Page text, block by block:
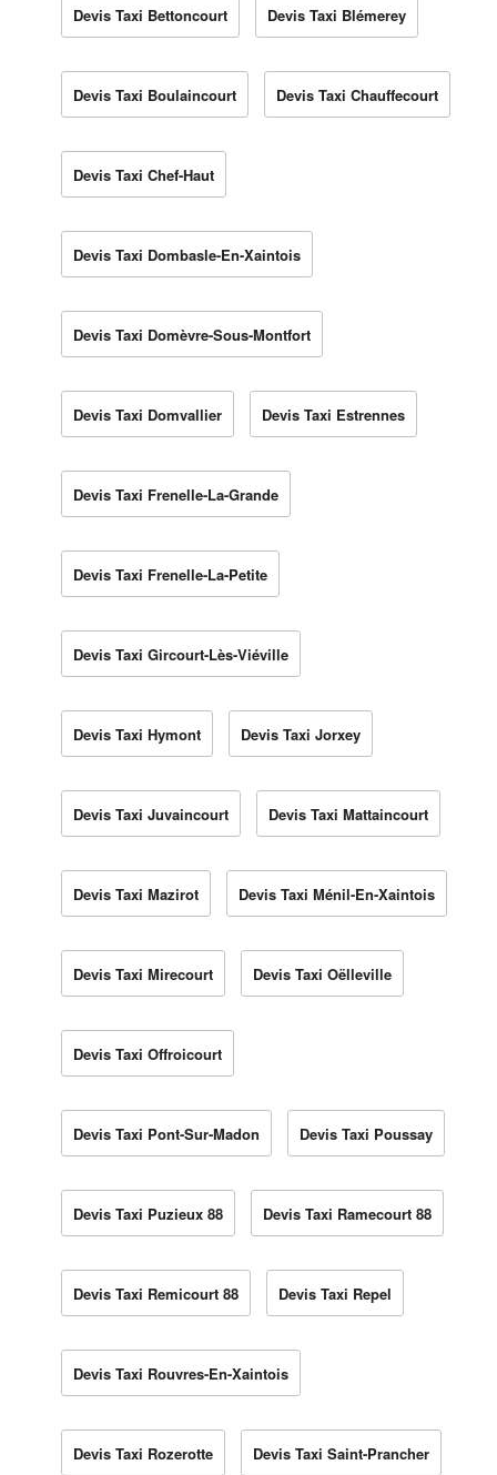
Devis Taxi Bettoncourt Devis Taxi Blémerey
Devis Taxi Boulaincourt Devis Taxi Chauffecourt
Devis Taxi Chef-Haut
Devis Taxi Dombasle-En-Xaintois
Devis Taxi Domèvre-Sous-Montfort
Devis Taxi Domvallier Devis Taxi Estrennes
Devis Taxi Frenelle-La-Grande
Devis Taxi Frenelle-La-Petite
Devis Taxi Gircourt-Lès-Viéville
Devis Taxi Hymont Devis Taxi Jorxey
Devis Taxi Juvaincourt Devis Taxi Mattaincourt
Devis Taxi Mazirot Devis Taxi Ménil-En-Xaintois
Devis Taxi Mirecourt Devis Taxi Oëlleville
Devis Taxi Offroicourt
Devis Taxi Pont-Sur-Madon Devis Taxi Poussay
Devis Taxi Puzieux 88 Devis Taxi Ramecourt 88
Devis Taxi Remicourt 88 Devis Taxi Repel
Devis Taxi Rouvres-En-Xaintois
Devis Taxi Rozerotte Devis Taxi Saint-Prancher